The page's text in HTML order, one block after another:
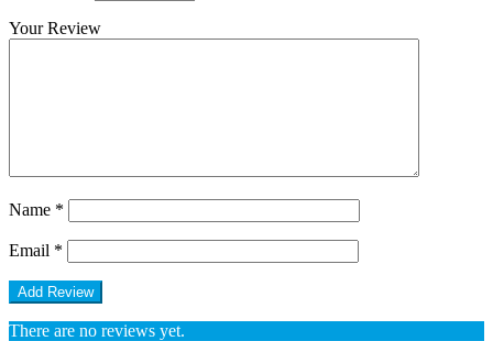
Your Review
Name *
Email *
There are no reviews yet.